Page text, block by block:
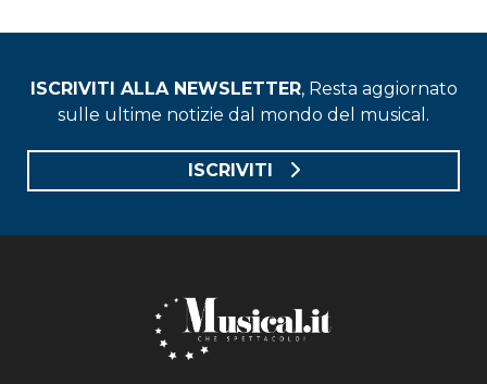
ISCRIVITI ALLA NEWSLETTER, Resta aggiornato
sulle ultime notizie dal mondo del musical.
ISCRIVITI